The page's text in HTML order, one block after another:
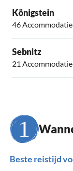
Königstein
46
Sebnitz
21
Beste reistijd